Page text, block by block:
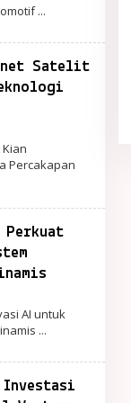
Satelit
Percakapan
AI untuk
Berkelas